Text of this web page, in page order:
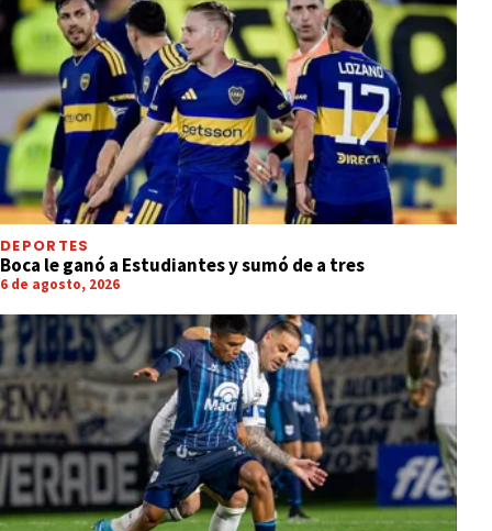
DEPORTES
Boca le ganó a Estudiantes y sumó de a tres
6 de agosto, 2026